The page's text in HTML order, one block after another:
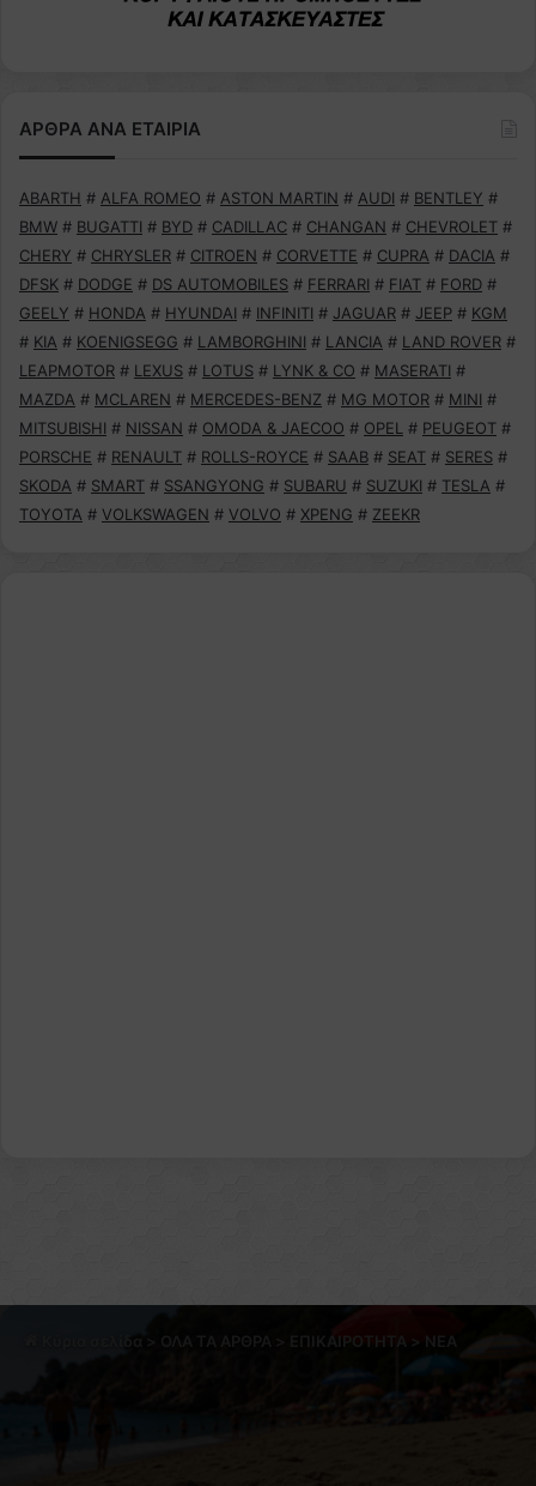
ΑΡΘΡΑ ΑΝΑ ΕΤΑΙΡΙΑ
ABARTH # ALFA ROMEO # ASTON MARTIN # AUDI # BENTLEY #
BMW # BUGATTI # BYD # CADILLAC # CHANGAN # CHEVROLET #
CHERY # CHRYSLER # CITROEN # CORVETTE # CUPRA # DACIA #
DFSK # DODGE # DS AUTOMOBILES # FERRARI # FIAT # FORD #
GEELY # HONDA # HYUNDAI # INFINITI # JAGUAR # JEEP # KGM
# KIA # KOENIGSEGG # LAMBORGHINI # LANCIA # LAND ROVER #
LEAPMOTOR # LEXUS # LOTUS # LYNK & CO # MASERATI #
MAZDA # MCLAREN # MERCEDES-BENZ # MG MOTOR # MINI #
MITSUBISHI # NISSAN # OMODA & JAECOO # OPEL # PEUGEOT #
PORSCHE # RENAULT # ROLLS-ROYCE # SAAB # SEAT # SERES #
SKODA # SMART # SSANGYONG # SUBARU # SUZUKI # TESLA #
TOYOTA # VOLKSWAGEN # VOLVO # XPENG # ZEEKR